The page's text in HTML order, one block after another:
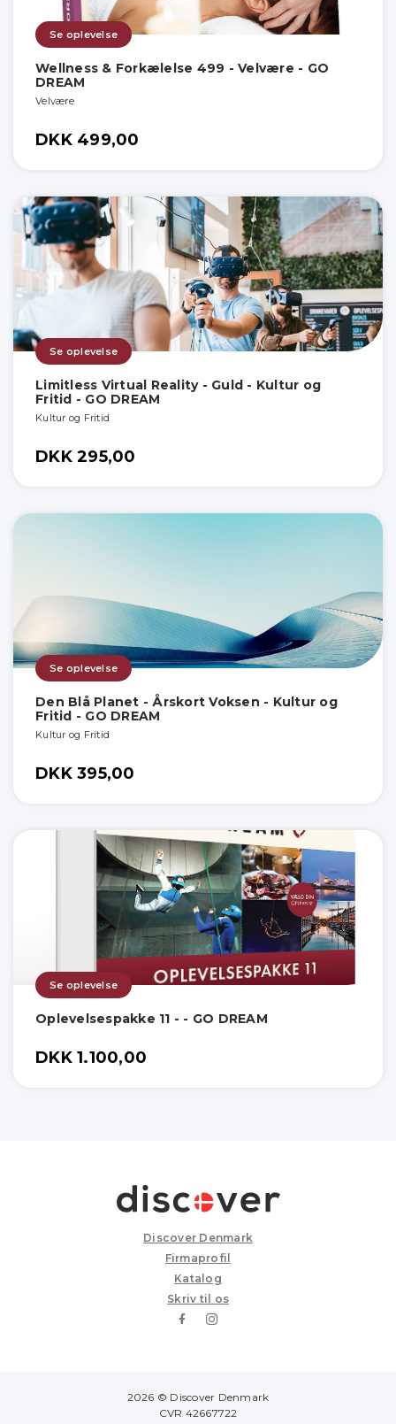
Se oplevelse
Wellness & Forkælelse 499 - Velvære - GO
DREAM
Velvære
DKK 499,00
Se oplevelse
Limitless Virtual Reality - Guld - Kultur og
Fritid - GO DREAM
Kultur og Fritid
DKK 295,00
Se oplevelse
Den Blå Planet - Årskort Voksen - Kultur og
Fritid - GO DREAM
Kultur og Fritid
DKK 395,00
Se oplevelse
Oplevelsespakke 11 - - GO DREAM
DKK 1.100,00
Discover Denmark
Firmaprofil
Katalog
Skriv til os
2026 © Discover Denmark
CVR 42667722